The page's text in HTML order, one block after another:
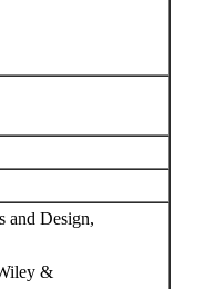
and Design,
&